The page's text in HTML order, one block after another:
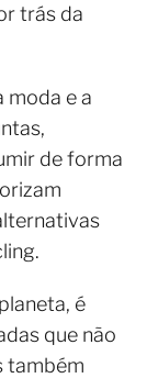
trás da
moda e a
de forma
é
que não
também